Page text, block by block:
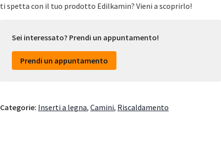
ti spetta con il tuo prodotto Edilkamin? Vieni a scoprirlo!
Sei interessato? Prendi un appuntamento!
Prendi un appuntamento
Categorie: Inserti a legna, Camini, Riscaldamento